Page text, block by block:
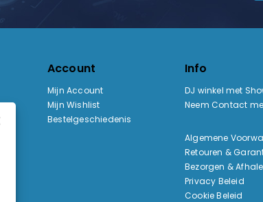
Account
Mijn Account
Mijn Wishlist
Bestelgeschiedenis
Info
DJ winkel met
Neem Contact
Algemene
Retouren &
Bezorgen &
Privacy Beleid
Cookie Beleid